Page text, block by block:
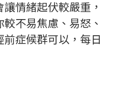
情緒起伏較嚴重，
不易焦慮、易怒、
症候群可以，每日